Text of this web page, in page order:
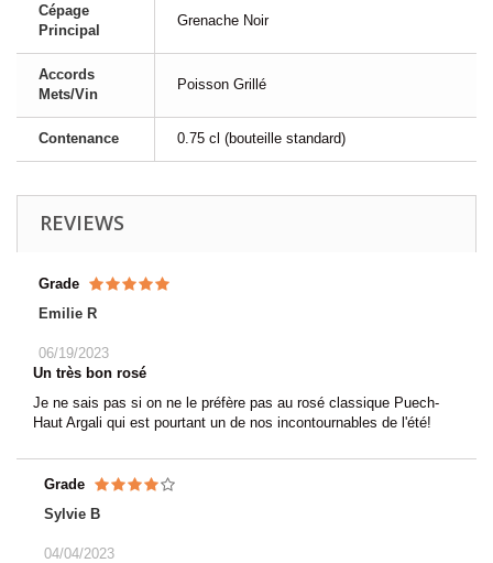
Cépage
Principal
Grenache Noir
Accords
Mets/Vin
Poisson Grillé
Contenance 0.75 cl (bouteille standard)
REVIEWS
Grade
Emilie R
06/19/2023
Un très bon rosé
Je ne sais pas si on ne le préfère pas au rosé classique Puech-
Haut Argali qui est pourtant un de nos incontournables de l'été!
Grade
Sylvie B
04/04/2023